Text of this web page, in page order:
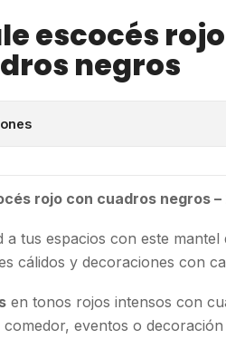
escocés
negros
rojo con cuadros negros –
tus espacios con este mantel
cálidos y decoraciones con
en tonos rojos intensos con
eventos o